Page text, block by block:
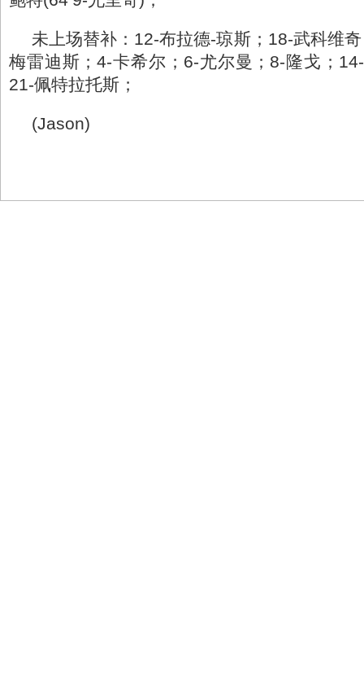
未上场替补：12-布拉德-琼斯；18-武科维
梅雷迪斯；4-卡希尔；6-尤尔曼；8-隆戈；
21-佩特拉托斯；
(Jason)